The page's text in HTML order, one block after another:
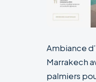
Ambiance
Marrakech
palmiers